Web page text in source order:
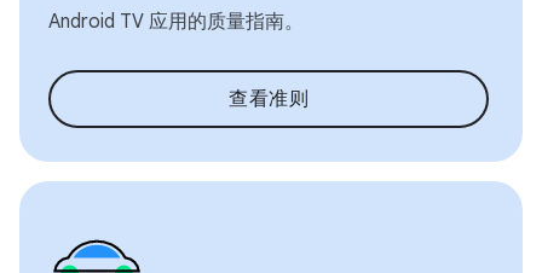
Android TV 应用的质量指南。
查看准则